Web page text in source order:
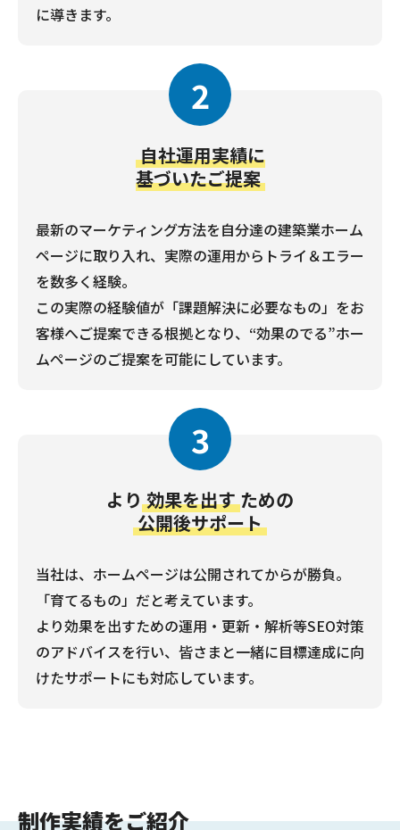
に導きます。
2
自社運用実績に
基づいたご提案
最新のマーケティング方法を自分達の建築業ホーム
ページに取り入れ、実際の運用からトライ＆エラー
を数多く経験。
この実際の経験値が「課題解決に必要なもの」をお
客様へご提案できる根拠となり、“効果のでる”ホー
ムページのご提案を可能にしています。
3
より 効果を出す ための
公開後サポート
当社は、ホームページは公開されてからが勝負。
「育てるもの」だと考えています。
より効果を出すための運用・更新・解析等SEO対策
のアドバイスを行い、皆さまと一緒に目標達成に向
けたサポートにも対応しています。
制作実績をご紹介